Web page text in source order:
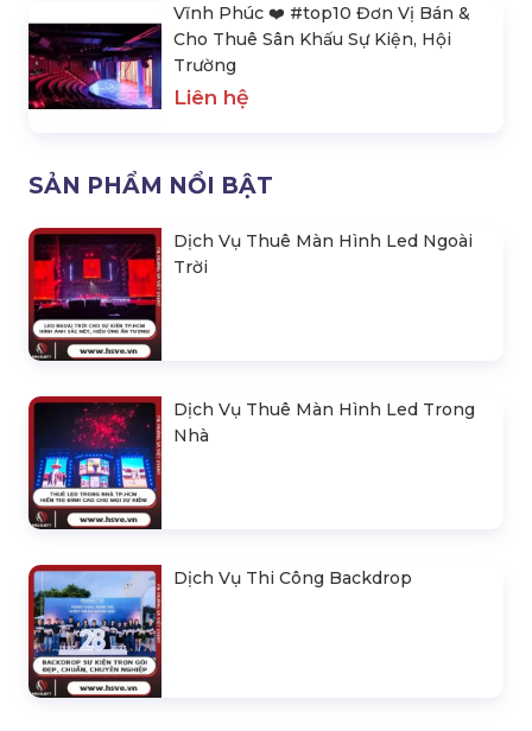
Vĩnh Phúc ❤️️ #top10 Đơn Vị Bán &
Cho Thuê Sân Khấu Sự Kiện, Hội
Trường
Liên hệ
SẢN PHẨM NỔI BẬT
Dịch Vụ Thuê Màn Hình Led Ngoài
Trời
Dịch Vụ Thuê Màn Hình Led Trong
Nhà
Dịch Vụ Thi Công Backdrop